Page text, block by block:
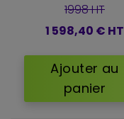
1998 HT
1 598,40 € HT
Ajouter au
panier